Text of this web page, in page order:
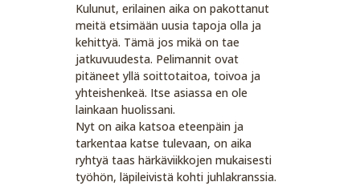
Kulunut, erilainen aika on pakottanut
meitä etsimään uusia tapoja olla ja
kehittyä. Tämä jos mikä on tae
jatkuvuudesta. Pelimannit ovat
pitäneet yllä soittotaitoa, toivoa ja
yhteishenkeä. Itse asiassa en ole
lainkaan huolissani.
Nyt on aika katsoa eteenpäin ja
tarkentaa katse tulevaan, on aika
ryhtyä taas härkäviikkojen mukaisesti
työhön, läpileivistä kohti juhlakranssia.